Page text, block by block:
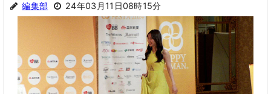
編集部 24年03月11日08時15分